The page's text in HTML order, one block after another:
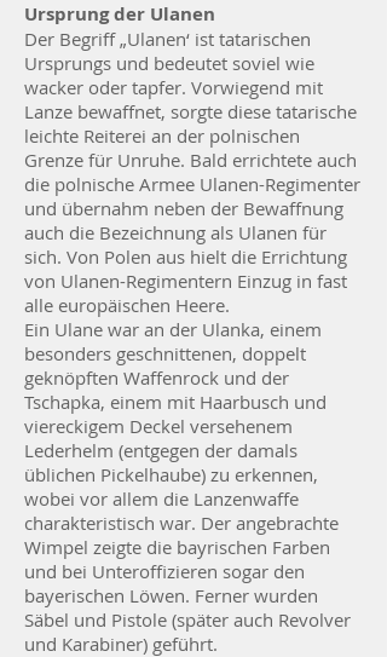
Ursprung der Ulanen
Der Begriff „Ulanen‘ ist tatarischen
Ursprungs und bedeutet soviel wie
wacker oder tapfer. Vorwiegend mit
Lanze bewaffnet, sorgte diese tatarische
leichte Reiterei an der polnischen
Grenze für Unruhe. Bald errichtete auch
die polnische Armee Ulanen-Regimenter
und übernahm neben der Bewaffnung
auch die Bezeichnung als Ulanen für
sich. Von Polen aus hielt die Errichtung
von Ulanen-Regimentern Einzug in fast
alle europäischen Heere.
Ein Ulane war an der Ulanka, einem
besonders geschnittenen, doppelt
geknöpften Waffenrock und der
Tschapka, einem mit Haarbusch und
viereckigem Deckel versehenem
Lederhelm (entgegen der damals
üblichen Pickelhaube) zu erkennen,
wobei vor allem die Lanzenwaffe
charakteristisch war. Der angebrachte
Wimpel zeigte die bayrischen Farben
und bei Unteroffizieren sogar den
bayerischen Löwen. Ferner wurden
Säbel und Pistole (später auch Revolver
und Karabiner) geführt.